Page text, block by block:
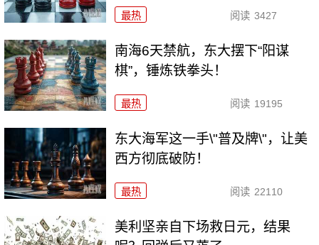
最热 阅读 3427
南海6天禁航，东大摆下“阳谋
棋”，锤炼铁拳头！
最热 阅读 19195
东大海军这一手\"普及牌\"，让美
西方彻底破防！
最热 阅读 22110
美利坚亲自下场救日元，结果